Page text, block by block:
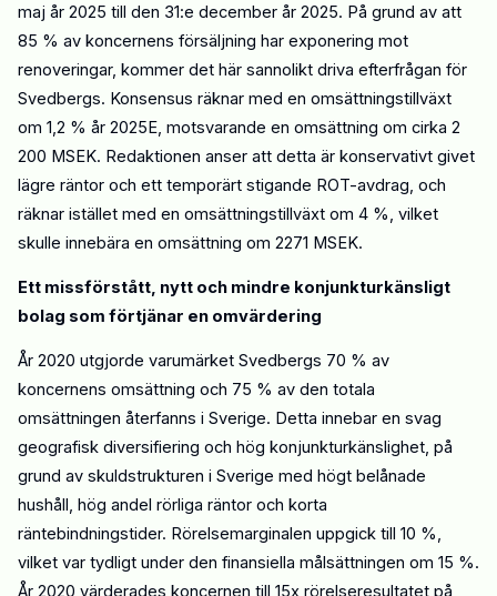
maj år 2025 till den 31:e december år 2025. På grund av att
85 % av koncernens försäljning har exponering mot
renoveringar, kommer det här sannolikt driva efterfrågan för
Svedbergs. Konsensus räknar med en omsättningstillväxt
om 1,2 % år 2025E, motsvarande en omsättning om cirka 2
200 MSEK. Redaktionen anser att detta är konservativt givet
lägre räntor och ett temporärt stigande ROT-avdrag, och
räknar istället med en omsättningstillväxt om 4 %, vilket
skulle innebära en omsättning om 2271 MSEK.
Ett missförstått, nytt och mindre konjunkturkänsligt
bolag som förtjänar en omvärdering
År 2020 utgjorde varumärket Svedbergs 70 % av
koncernens omsättning och 75 % av den totala
omsättningen återfanns i Sverige. Detta innebar en svag
geografisk diversifiering och hög konjunkturkänslighet, på
grund av skuldstrukturen i Sverige med högt belånade
hushåll, hög andel rörliga räntor och korta
räntebindningstider. Rörelsemarginalen uppgick till 10 %,
vilket var tydligt under den finansiella målsättningen om 15 %.
År 2020 värderades koncernen till 15x rörelseresultatet på